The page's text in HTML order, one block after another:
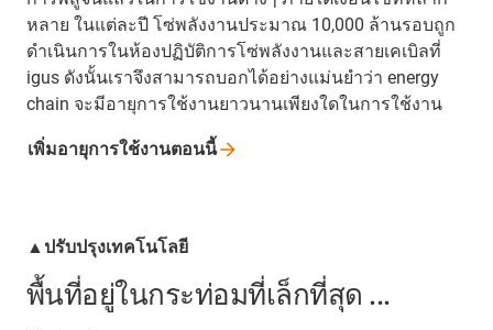
หลาย ในแต่ละปี โซ่พลังงานประมาณ 10,000 ล้านรอบถูก
ดำเนินการในห้องปฏิบัติการโซ่พลังงานและสายเคเบิลที่
igus ดังนั้นเราจึงสามารถบอกได้อย่างแม่นยำว่า energy
chain จะมีอายุการใช้งานยาวนานเพียงใดในการใช้งาน
เพิ่มอายุการใช้งานตอนนี้
▲ปรับปรุงเทคโนโลยี
พื้นที่อยู่ในกระท่อมที่เล็กที่สุด ...